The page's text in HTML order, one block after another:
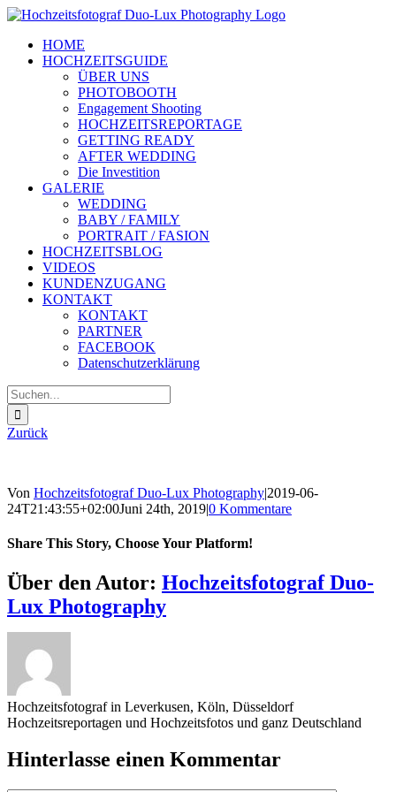
Zum
springenHOME
HOCHZEITSGUIDE
ÜBER UNS
PHOTOBOOTH
Engagement Shooting
HOCHZEITSREPORTAGE
GETTING READY
AFTER WEDDING
Die Investition
GALERIE
WEDDING
BABY / FAMILY
PORTRAIT / FASION
HOCHZEITSBLOG
VIDEOS
KUNDENZUGANG
KONTAKT
KONTAKT
PARTNER
FACEBOOK
Datenschutzerklärung
Suche
nach:
Zurück
Von Hochzeitsfotograf Duo-Lux Photography|2019-06-
24T21:43:55+02:00Juni 24th, 2019|0 Kommentare
Share This Story, Choose Your Platform!
Sharing_facebook
Sharing_twitter
Sharing_reddit
Über den Autor: Hochzeitsfotograf Duo-
Lux Photography
Hochzeitsfotograf in Leverkusen, Köln, Düsseldorf
Hochzeitsreportagen und Hochzeitsfotos und ganz Deutschland
Hinterlasse einen Kommentar